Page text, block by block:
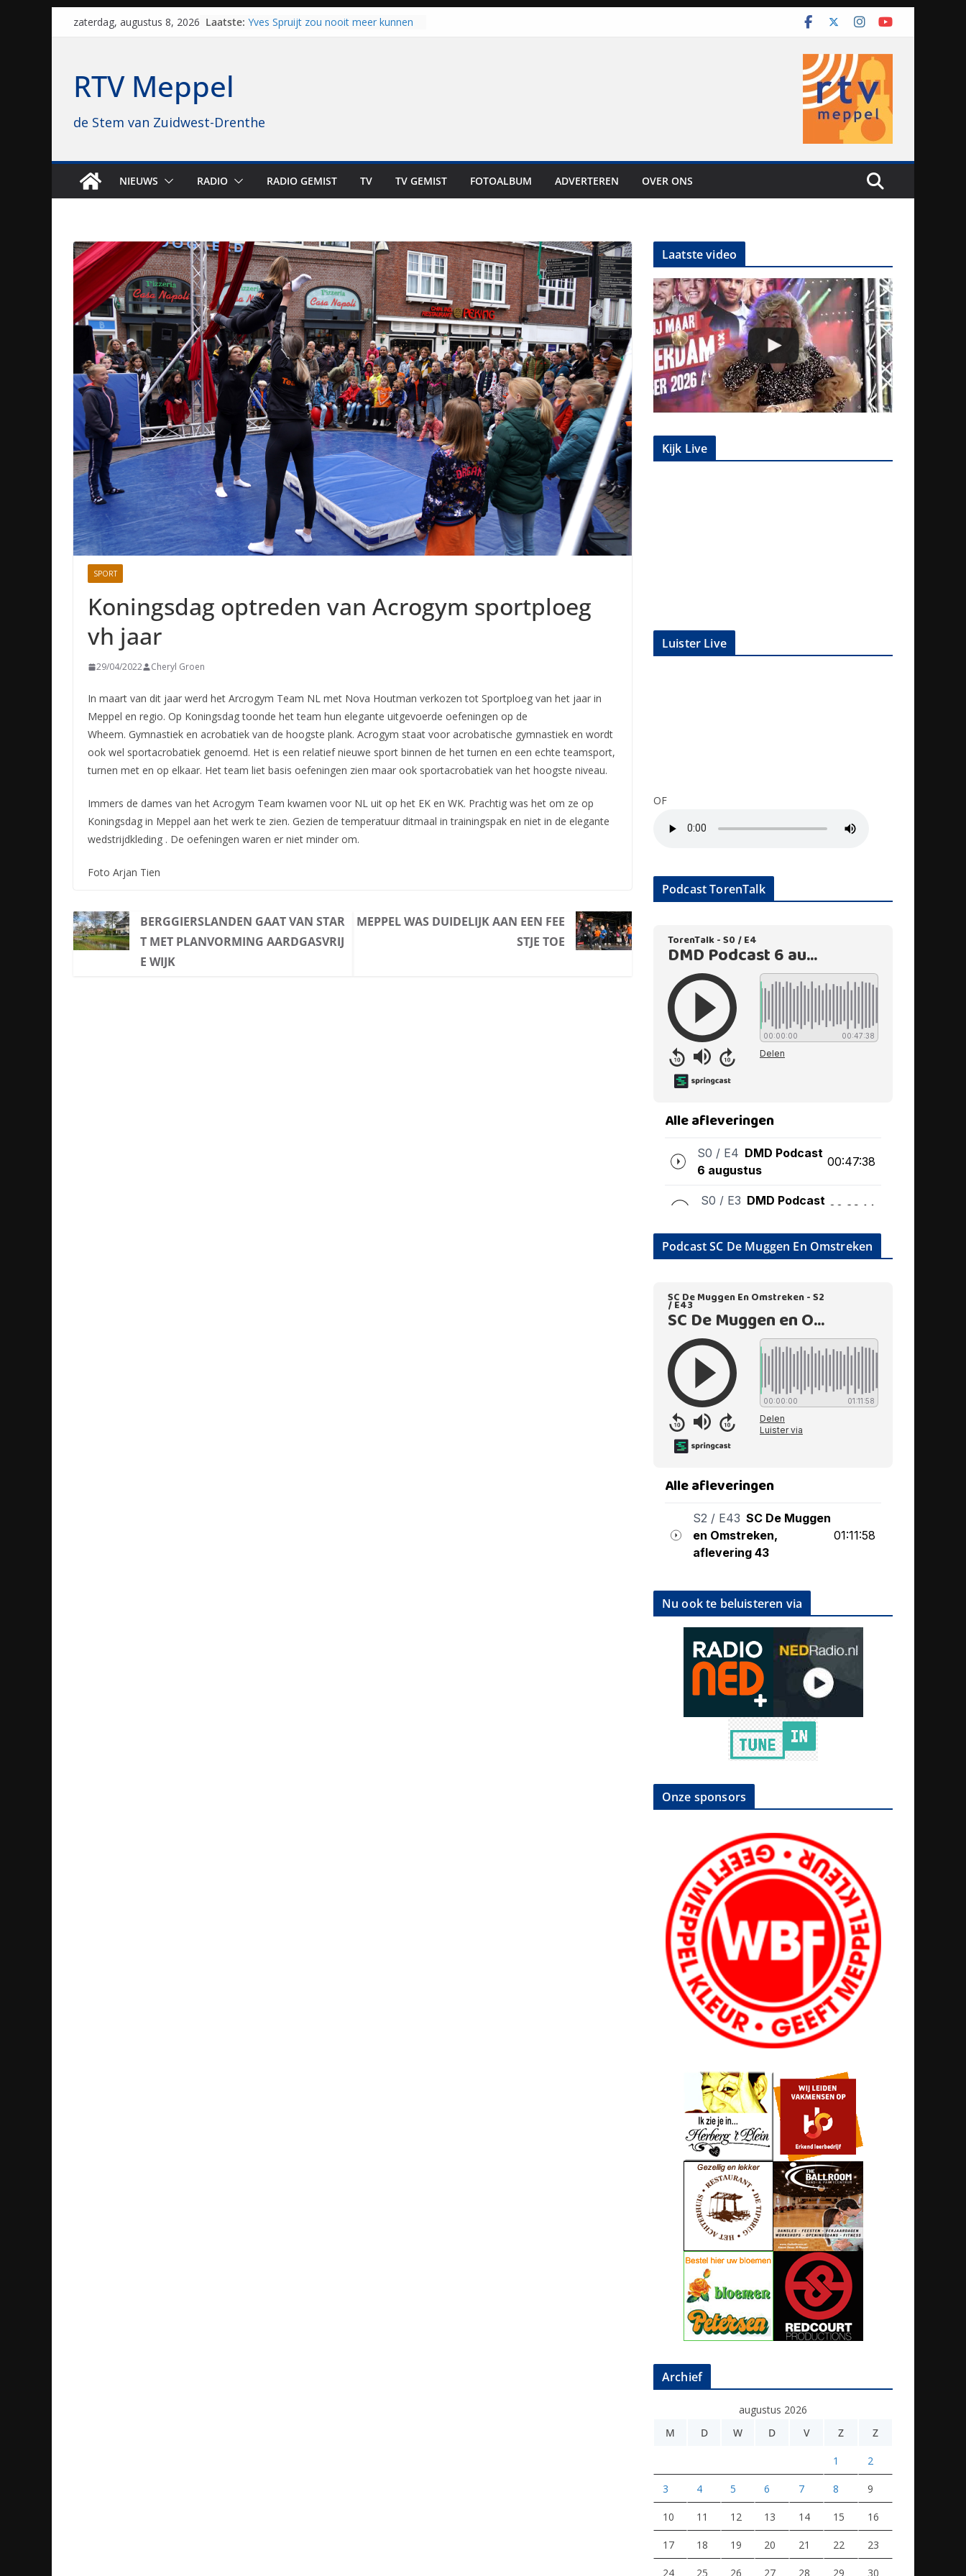
zaterdag, augustus 8, 2026 Laatste: Yves Spruijt zou nooit meer kunnen
bijna 1.000 zonnepanelen in gebruik
Hoogeveen over: “Dit is altijd een
topbioscoop geweest”
RTV Meppel
de Stem van Zuidwest-Drenthe
NIEUWS RADIO RADIO GEMIST TV TV GEMIST FOTOALBUM ADVERTEREN OVER ONS
SPORT
Koningsdag optreden van Acrogym sportploeg
vh jaar
29/04/2022 Cheryl Groen
In maart van dit jaar werd het Arcrogym Team NL met Nova Houtman verkozen tot Sportploeg van het jaar in
Meppel en regio. Op Koningsdag toonde het team hun elegante uitgevoerde oefeningen op de
Wheem. Gymnastiek en acrobatiek van de hoogste plank. Acrogym staat voor acrobatische gymnastiek en wordt
ook wel sportacrobatiek genoemd. Het is een relatief nieuwe sport binnen de het turnen en een echte teamsport,
turnen met en op elkaar. Het team liet basis oefeningen zien maar ook sportacrobatiek van het hoogste niveau.
Immers de dames van het Acrogym Team kwamen voor NL uit op het EK en WK. Prachtig was het om ze op
Koningsdag in Meppel aan het werk te zien. Gezien de temperatuur ditmaal in trainingspak en niet in de elegante
wedstrijdkleding . De oefeningen waren er niet minder om.
Foto Arjan Tien
BERGGIERSLANDEN GAAT VAN STAR
T MET PLANVORMING AARDGASVRIJ
E WIJK
MEPPEL WAS DUIDELIJK AAN EEN FEE
STJE TOE
Laatste video
Kijk Live
Luister Live
OF
Podcast TorenTalk
Podcast SC De Muggen En Omstreken
Nu ook te beluisteren via
Onze sponsors
Archief
augustus 2026
M
D W D V Z Z
1 2
3 4 5 6 7 8 9
10 11 12 13 14 15 16
17 18 19 20 21 22 23
24 25 26 27 28 29 30